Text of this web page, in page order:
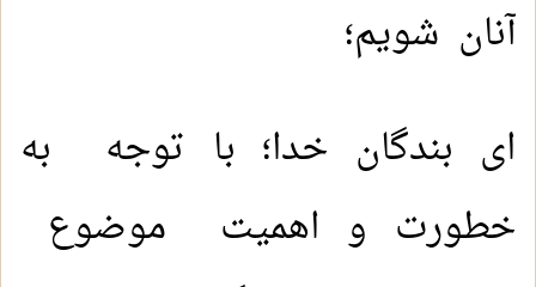
آنان شویم؛
ای بندگان خدا؛ با توجه به
خطورت و اهمیت موضوع